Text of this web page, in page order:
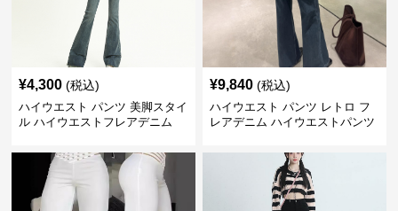
¥4,300 (税込)
ハイウエスト パンツ 美脚スタイ
ル ハイウエストフレアデニム
¥9,840 (税込)
ハイウエスト パンツ レトロ フ
レアデニム ハイウエストパンツ